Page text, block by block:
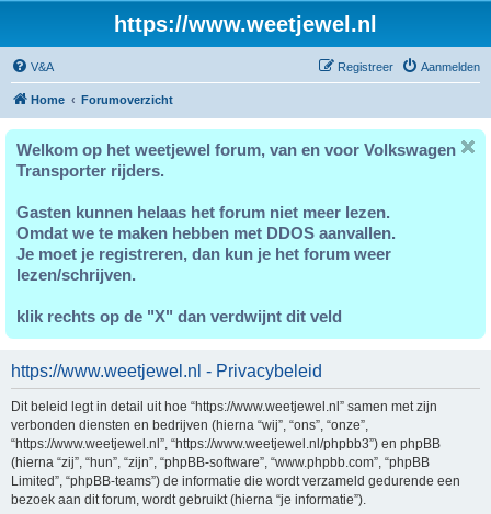
https://www.weetjewel.nl
V&A Aanmelden
Registreer
Home Forumoverzicht
Welkom op het weetjewel forum, van en voor Volkswagen
Transporter rijders.
Gasten kunnen helaas het forum niet meer lezen.
Omdat we te maken hebben met DDOS aanvallen.
Je moet je registreren, dan kun je het forum weer
lezen/schrijven.
klik rechts op de "X" dan verdwijnt dit veld
https://www.weetjewel.nl - Privacybeleid
Dit beleid legt in detail uit hoe “https://www.weetjewel.nl” samen met zijn
verbonden diensten en bedrijven (hierna “wij”, “ons”, “onze”,
“https://www.weetjewel.nl”, “https://www.weetjewel.nl/phpbb3”) en phpBB
(hierna “zij”, “hun”, “zijn”, “phpBB-software”, “www.phpbb.com”, “phpBB
Limited”, “phpBB-teams”) de informatie die wordt verzameld gedurende een
bezoek aan dit forum, wordt gebruikt (hierna “je informatie”).